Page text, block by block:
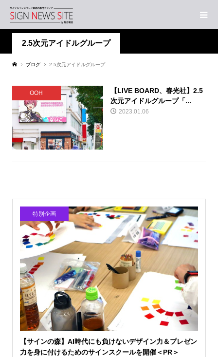
2.5次元アイドルグループ
ブログ 2.5次元アイドルグループ
OOH
【LIVE BOARD、春光社】2.5
次元アイドルグループ「...
2023.01.06
特別企画
【サインの森】AI時代にも負けないデザイン力＆プレゼン
力を身に付けるためのサインスクールを開催＜PR＞